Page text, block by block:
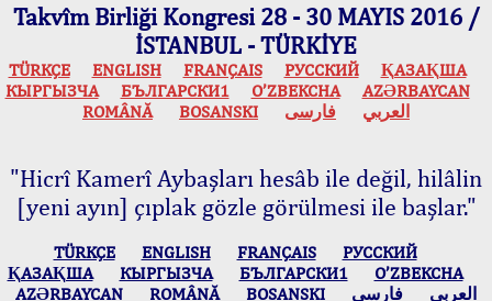
Takvîm Birliği Kongresi 28 - 30 MAYIS 2016 /
İSTANBUL - TÜRKİYE
TÜRKÇE ENGLISH FRANÇAIS РУССКИЙ
ҚАЗАҚША
КЫPГЫЗЧA
БЪЛГАРСКИ1 O’ZBEKCHA
AZӘRBAYCAN
ROMÂNĂ
BOSANSKI العربي فارسی
"Hicrî Kamerî Aybaşları hesâb ile değil, hilâlin
[yeni ayın] çıplak gözle görülmesi ile başlar."
TÜRKÇE ENGLISH FRANÇAIS
РУССКИЙ
ҚАЗАҚША
КЫPГЫЗЧA БЪЛГАРСКИ1
O’ZBEKCHA
AZӘRBAYCAN
ROMÂNĂ BOSANSKI العربي فارسی